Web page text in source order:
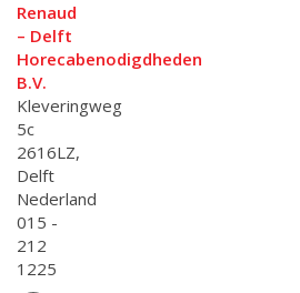
Renaud
– Delft
Horecabenodigdheden
B.V.
Kleveringweg
5c
2616LZ,
Delft
Nederland
015 -
212
1225